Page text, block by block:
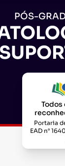
PÓS-
Todos
Portaria
EAD n°